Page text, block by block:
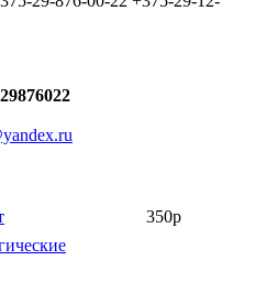
350р